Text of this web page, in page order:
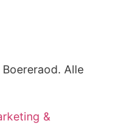
Alle
&